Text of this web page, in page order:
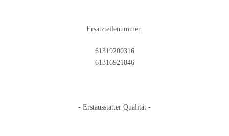
Ersatzteilenummer:
61319200316
61316921846
- Erstausstatter Qualität -